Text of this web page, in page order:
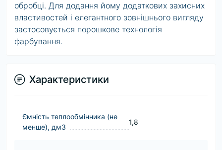
обробці. Для додання йому додаткових захисних
властивостей і елегантного зовнішнього вигляду
застосовується порошкове технологія
фарбування.
Характеристики
Ємність теплообмінника (не
менше), дм3
1,8